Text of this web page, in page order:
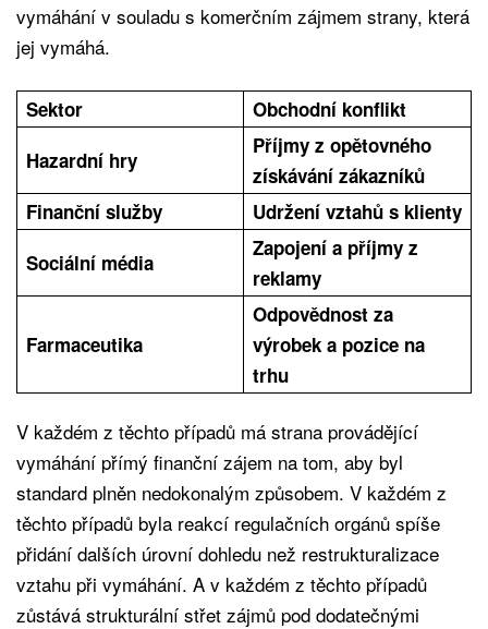
vymáhání v souladu s komerčním zájmem strany, která
jej vymáhá.
Sektor
Obchodní konflikt
Hazardní hry
Příjmy z opětovného
získávání zákazníků
Finanční služby
Udržení vztahů s klienty
Sociální média
Zapojení a příjmy z
reklamy
Farmaceutika
Odpovědnost za
výrobek a pozice na
trhu
V každém z těchto případů má strana provádějící
vymáhání přímý finanční zájem na tom, aby byl
standard plněn nedokonalým způsobem. V každém z
těchto případů byla reakcí regulačních orgánů spíše
přidání dalších úrovní dohledu než restrukturalizace
vztahu při vymáhání. A v každém z těchto případů
zůstává strukturální střet zájmů pod dodatečnými